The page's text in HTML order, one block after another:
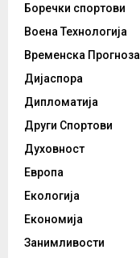
Боречки спортови
Воена Технологија
Временска Прогноза
Дијаспора
Дипломатија
Други Спортови
Духовност
Европа
Екологија
Економија
Занимливости